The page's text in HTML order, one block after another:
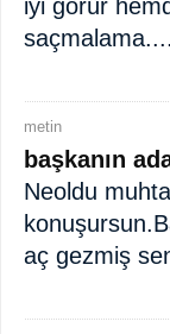
iyi görür
saçmalama....
metin
başkanın
Neoldu
aç gezmiş